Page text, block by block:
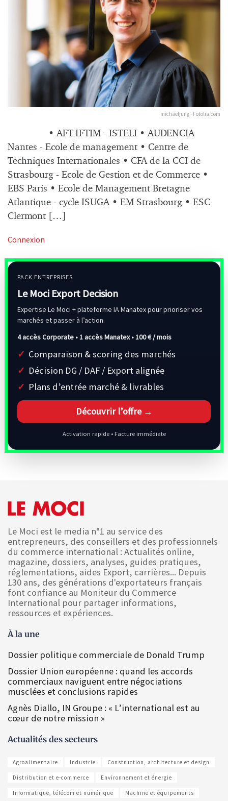
michaeljung - Fotolia.com
• AFT-IFTIM - ISTELI • AUDENCIA
Nantes - Ecole de management • Centre de
Techniques Internationales • CFA de la CCI de
Strasbourg - Ecole de Gestion et de Commerce •
EBS Paris • Ecole de Management Bretagne
Atlantique - cycle ISUGA • EM Strasbourg • ESC
Clermont […]
Connexion
PACK ENTREPRISES
Le Moci Export Decision
Expertise Le Moci + plateforme IA Manatex pour prioriser vos
marchés et passer à l’action.
4 accès Corporate • 1 accès Manatex •100 € / mois
Comparaison & scoring des marchés
Décision DG / DAF / Export alignée
Plans d’entrée marché & livrables
Découvrir l’offre →
Activation rapide • Facture immédiate
Le Moci est le media n°1 au service des
entrepreneurs, des conseillers et des professionnels
du commerce international : Actualités online,
magazine, dossiers, analyses, guides pratiques,
réglementations, aides Export, carrières... Depuis
130 ans, des générations d'exportateurs français
font confiance au Moniteur du Commerce
International pour partager informations,
ressources et expériences.
À la une
Dossier politique commerciale de Donald Trump
Dossier Union européenne : quand les accords
commerciaux naviguent entre négociations
musclées et conclusions rapides
Agnès Diallo, IN Groupe : « L’international est au
cœur de notre mission »
Actualités des secteurs
Agroalimentaire Industrie Construction, architecture et design
Distribution et e-commerce Environnement et énergie
Informatique, télécom et numérique Machine et équipements